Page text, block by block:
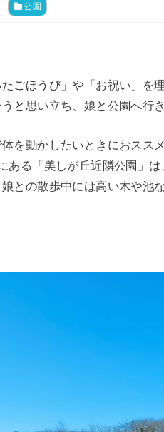
公園
ごほうび」や「お祝い」を
と思い立ち、娘と公園へ行き
を動かしたいときにおスス
ある「美しが丘近隣公園」
との散歩中には高い木や池